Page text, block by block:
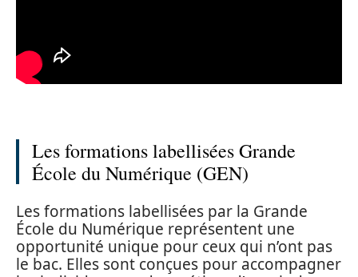
Les formations labellisées Grande
École du Numérique (GEN)
Les formations labellisées par la Grande
École du Numérique représentent une
opportunité unique pour ceux qui n’ont pas
le bac. Elles sont conçues pour accompagner